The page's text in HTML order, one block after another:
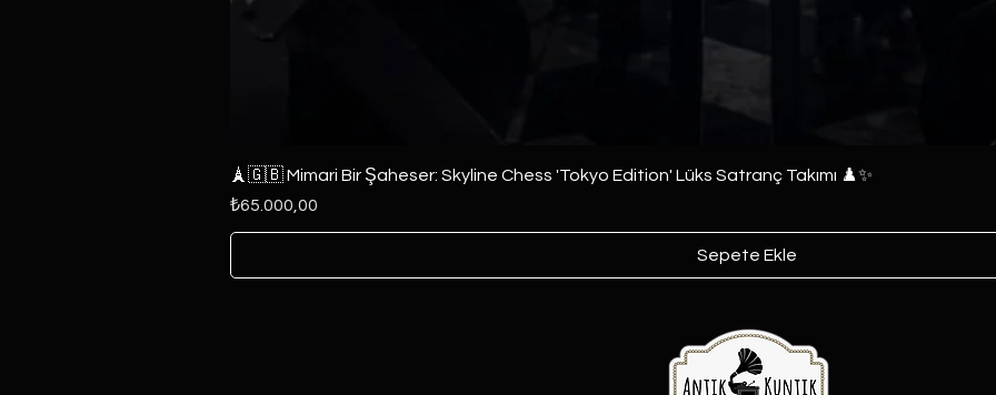
🗼🇬🇧 Mimari Bir Şaheser: Skyline Chess 'Tokyo Edition' Lüks Satranç Takımı ♟️✨
Fiyat
₺65.000,00
Sepete Ekle